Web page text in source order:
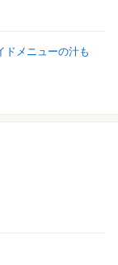
メニューの汁も